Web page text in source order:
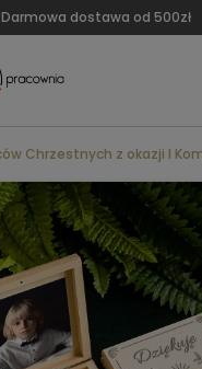
Darmowa dostawa od 500zł
Chrzestnych z okazji I